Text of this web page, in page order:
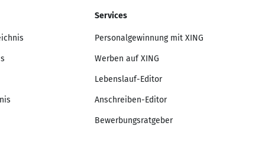
Services
Personalgewinnung mit XING
Werben auf XING
Lebenslauf-Editor
Anschreiben-Editor
Bewerbungsratgeber